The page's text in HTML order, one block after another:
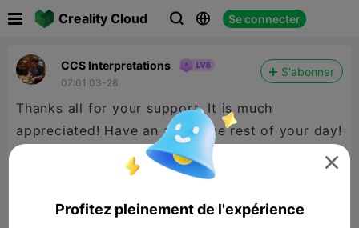
Creality Cloud   Se connecter
CCS Interpretations
07:01 03-28
S'abonner
Thanks all for your support. It is much
appreciated! Have an awesome rest of your day!

Profitez pleinement de l'expérience